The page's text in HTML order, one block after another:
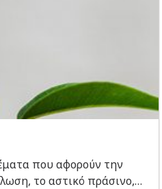
που αφορούν την
το αστικό πράσινο,